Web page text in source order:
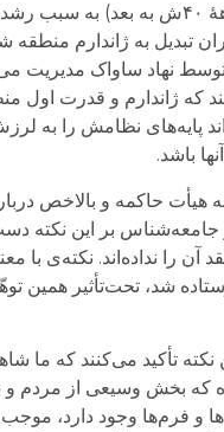
تهرانیان و اسدی در تحلیل داده‌های تحقیق‌شان می‌نویسند که
تبدیل به ژاندارم
نفت و سپس ۱۵خرداد اشاره دارد که توسط
که ژاندارم و قدرت اول
پایه‌های نظامش را به
باشد.
هیأت حاکمه و بالاخص
آزادی بیان، روزنامه‌ها و صدای مخالفان است. در سال
را نداده‌اند. نکته‌ی با
شد، تحت‌تأثیر همین
تأکید می‌کنند که ما
که بخش وسیعی از مردم و
و فرم‌ها وجود دارد،